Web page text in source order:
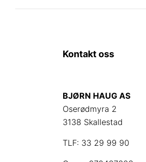
Kontakt oss
BJØRN HAUG AS
Oserødmyra 2
3138 Skallestad
TLF: 33 29 99 90